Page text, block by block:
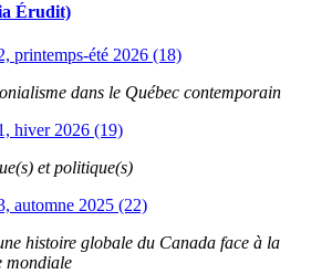
Érudit)
printemps-été 2026 (18)
dans le Québec contemporain
hiver 2026 (19)
et politique(s)
automne 2025 (22)
histoire globale du Canada face à la
mondiale